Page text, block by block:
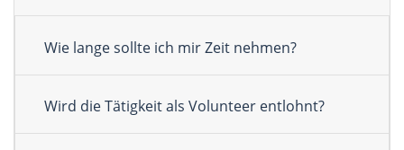
Wie lange sollte ich mir Zeit nehmen?
Wird die Tätigkeit als Volunteer entlohnt?